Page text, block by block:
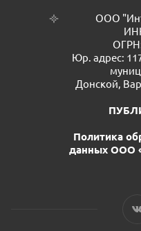
ООО
Юр. адрес:
Донской,
Политика
данных ООО